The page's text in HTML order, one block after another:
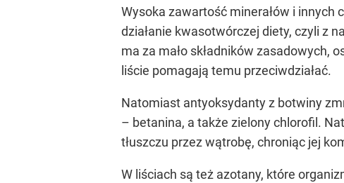
Wysoka zawartość minerałów i innych
działanie kwasotwórczej diety, czyli z
ma za mało składników zasadowych,
liście pomagają temu przeciwdziałać.
Natomiast antyoksydanty z botwiny
– betanina, a także zielony chlorofil.
tłuszczu przez wątrobę, chroniąc jej
W liściach są też azotany, które